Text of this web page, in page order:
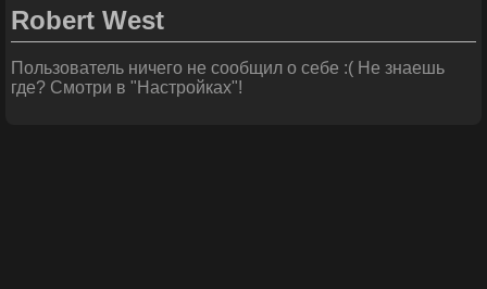
Robert West
Пользователь ничего не сообщил о себе :( Не знаешь
где? Смотри в "Настройках"!